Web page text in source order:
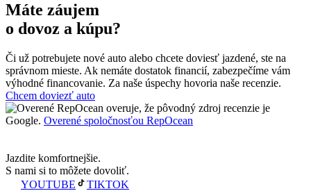
Máte záujem
o dovoz a kúpu?
Či už potrebujete nové auto alebo chcete doviesť jazdené, ste na
správnom mieste. Ak nemáte dostatok financií, zabezpečíme vám
výhodné financovanie. Za naše úspechy hovoria naše recenzie.
Chcem doviezť auto
RepOcean overuje, že pôvodný zdroj recenzie je
Google. Overené spoločnosťou RepOcean
Jazdite komfortnejšie.
S nami si to môžete dovoliť.
YOUTUBE
TIKTOK